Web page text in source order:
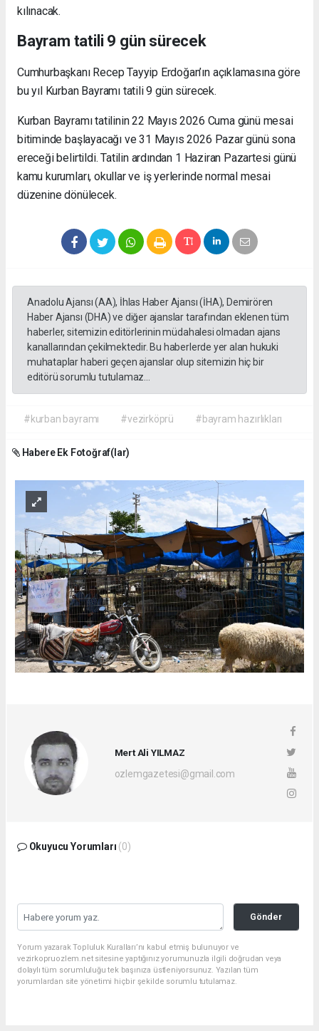
kılınacak.
Bayram tatili 9 gün sürecek
Cumhurbaşkanı Recep Tayyip Erdoğan’ın açıklamasına göre
bu yıl Kurban Bayramı tatili 9 gün sürecek.
Kurban Bayramı tatilinin 22 Mayıs 2026 Cuma günü mesai
bitiminde başlayacağı ve 31 Mayıs 2026 Pazar günü sona
ereceği belirtildi. Tatilin ardından 1 Haziran Pazartesi günü
kamu kurumları, okullar ve iş yerlerinde normal mesai
düzenine dönülecek.
Anadolu Ajansı (AA), İhlas Haber Ajansı (İHA), Demirören
Haber Ajansı (DHA) ve diğer ajanslar tarafından eklenen tüm
haberler, sitemizin editörlerinin müdahalesi olmadan ajans
kanallarından çekilmektedir. Bu haberlerde yer alan hukuki
muhataplar haberi geçen ajanslar olup sitemizin hiç bir
editörü sorumlu tutulamaz...
#kurban bayramı #vezirköprü #bayram hazırlıkları
Habere Ek Fotoğraf(lar)
Mert Ali YILMAZ
ozlemgazetesi@gmail.com
Okuyucu Yorumları (0)
Gönder
Yorum yazarak Topluluk Kuralları’nı kabul etmiş bulunuyor ve
vezirkopruozlem.net sitesine yaptığınız yorumunuzla ilgili doğrudan veya
dolaylı tüm sorumluluğu tek başınıza üstleniyorsunuz. Yazılan tüm
yorumlardan site yönetimi hiçbir şekilde sorumlu tutulamaz.